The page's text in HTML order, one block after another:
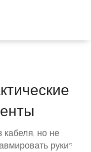
но не
руки?